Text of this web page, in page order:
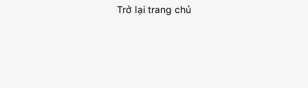
Trở lại trang chủ